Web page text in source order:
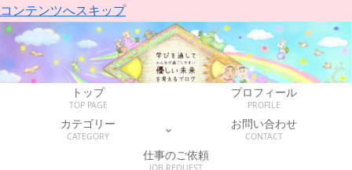
コンテンツへスキップ
トップ
TOP PAGE
プロフィール
PROFILE
カテゴリー
CATEGORY
お問い合わせ
CONTACT
仕事のご依頼
JOB REQUEST